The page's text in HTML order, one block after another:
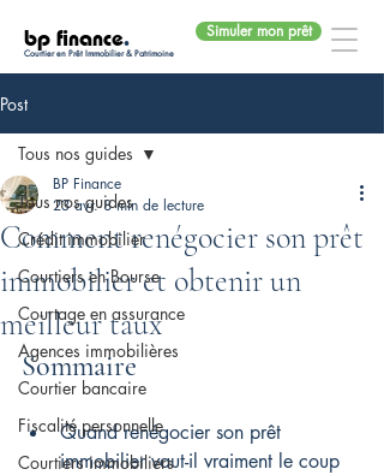
bp finance.
Courtier en Prêt Immobilier & Patrimoine
Simuler mon prêt
Post
Tous nos guides
Crédit immobilier
Courtiers en Bourse
Courtage en assurance
Agences immobilières
Courtier bancaire
Fiscalité personnelle
Courtiers immobiliers
Tous nos guides
Comment renégocier son prêt
immobilier et obtenir un
meilleur taux
BP Finance
23 avr. 8 min de lecture
Sommaire
Quand renégocier son prêt
immobilier vaut-il vraiment le coup